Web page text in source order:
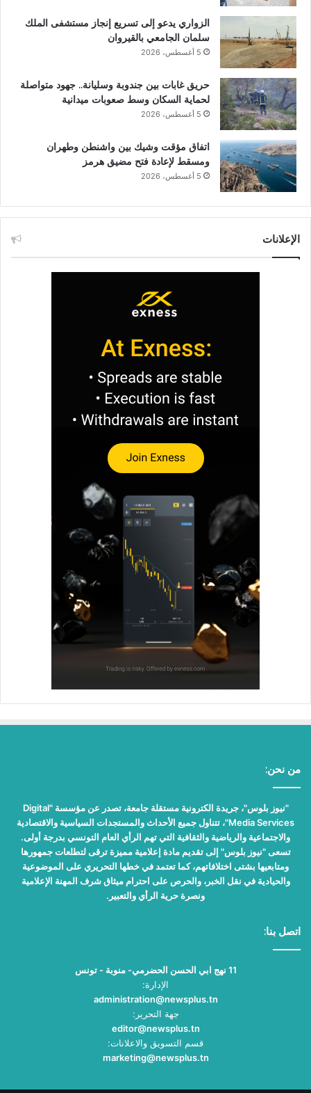
الزواري يدعو إلى تسريع إنجاز مستشفى الملك
سلمان الجامعي بالقيروان
5 أغسطس، 2026
حريق غابات بين جندوبة وسليانة.. جهود متواصلة
لحماية السكان وسط صعوبات ميدانية
5 أغسطس، 2026
اتفاق مؤقت وشيك بين واشنطن وطهران
ومسقط لإعادة فتح مضيق هرمز
5 أغسطس، 2026
الإعلانات
من نحن:
"نيوز بلوس"، جريدة الكترونية مستقلة جامعة، تصدر عن مؤسسة "Digital
Media Services"، تتناول جميع الأحداث والمستجدات السياسية والاقتصادية
والاجتماعية والرياضية والثقافية التي تهم الرأي العام التونسي بدرجة أولى.
تسعى "نيوز بلوس" إلى تقديم مادة إعلامية مميزة ترقى لتطلعات جمهورها
ومتابعيها بشتى اختلافاتهم، كما تعتمد في خطها التحريري على الموضوعية
والحيادية في نقل الخبر، والحرص على احترام ميثاق شرف المهنة الإعلامية
ونصرة حرية الرأي والتعبير.
اتصل بنا:
11 نهج ابي الحسن الحضرمي- منوبة - تونس
الإدارة:
administration@newsplus.tn
جهة التحرير:
editor@newsplus.tn
قسم التسويق والاعلانات:
marketing@newsplus.tn